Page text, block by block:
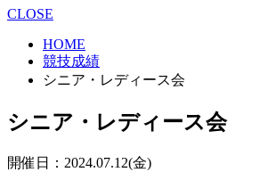
CLOSE
HOME
競技成績
シニア・レディース会
シニア・レディース会
開催日：2024.07.12(金)